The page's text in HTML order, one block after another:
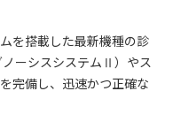
を搭載した最新機種の診
ーシスシステムⅡ）やス
完備し、迅速かつ正確な